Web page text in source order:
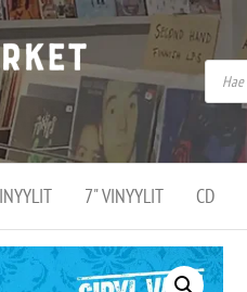
Stupido
Market –
verkossa
ja
kivijalassa
Stupido Market on
vaihtoehtomusaan
erikoistunut
verkko- sekä
kivijalkakauppa
Helsingissä
Kallion
7" VINYYLIT CD